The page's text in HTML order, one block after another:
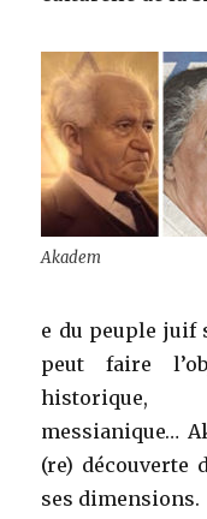
Akadem
e du peuple juif
peut faire
historique,
messianique…
(re) découverte
ses dimensions.